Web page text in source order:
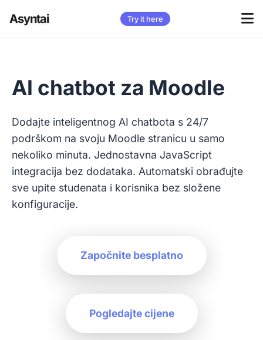
Asyntai Try it here
AI chatbot za Moodle
Dodajte inteligentnog AI chatbota s 24/7
podrškom na svoju Moodle stranicu u samo
nekoliko minuta. Jednostavna JavaScript
integracija bez dodataka. Automatski obrađujte
sve upite studenata i korisnika bez složene
konfiguracije.
Započnite besplatno
Pogledajte cijene